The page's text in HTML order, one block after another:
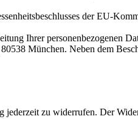
der EU-
Ihrer personenbezogenen
München. Neben dem
zu widerrufen. Der